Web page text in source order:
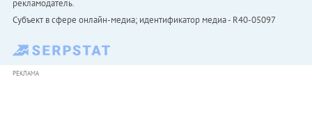
рекламодатель.
Субъект в сфере онлайн-медиа; идентификатор медиа - R40-05097
РЕКЛАМА